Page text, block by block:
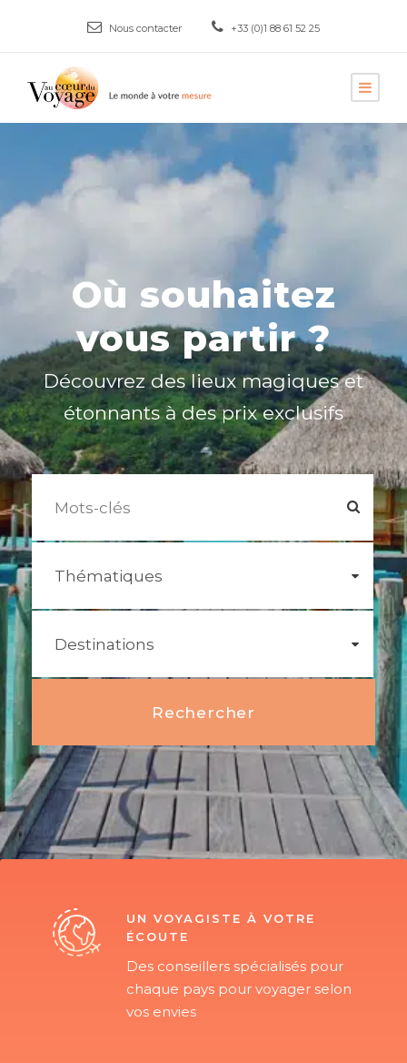
Nous contacter +33 (0)1 88 61 52 25
Où souhaitez
vous partir ?
Découvrez des lieux magiques et
étonnants à des prix exclusifs
UN VOYAGISTE À VOTRE
ÉCOUTE
Des conseillers spécialisés pour
chaque pays pour voyager selon
vos envies